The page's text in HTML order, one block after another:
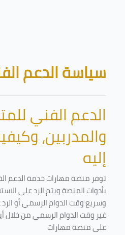
الكتل
سياسة الدعم
الدعم الفني
والمدربين،
إليه
توفر منصة مهارات خدمة الدعم
بأدوات المنصة ويتم الرد على
وسريع وقت الدوام الرسمي أو الرد
غير وقت الدوام الرسمي من خلال
على منصة مهارات